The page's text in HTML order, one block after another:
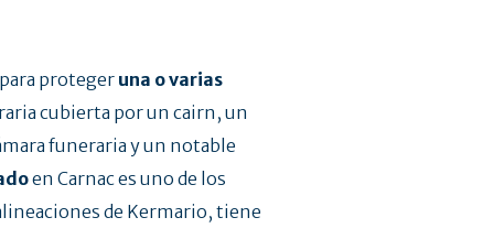
proteger una ovarias
cubierta por un cairn, un
funeraria y un notable
en Carnac es uno de los
de Kermario, tiene